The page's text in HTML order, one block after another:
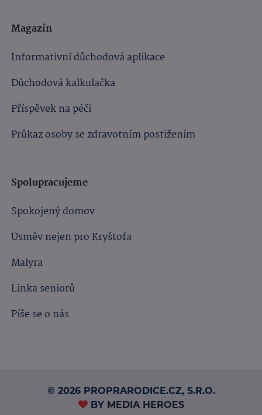
Magazín
Informativní důchodová aplikace
Důchodová kalkulačka
Příspěvek na péči
Průkaz osoby se zdravotním postižením
Spolupracujeme
Spokojený domov
Úsměv nejen pro Kryštofa
Malyra
Linka seniorů
Píše se o nás
© 2026 PROPRARODICE.CZ, S.R.O.
BY MEDIA HEROES